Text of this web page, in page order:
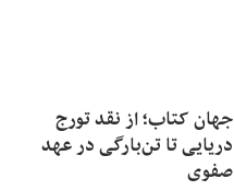
جهان کتاب؛ از نقد تورج
دریایی تا تن‌بارگی در عهد
صفوی